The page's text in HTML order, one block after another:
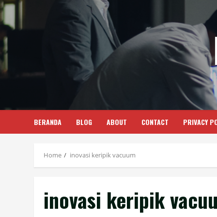
Skip
content
BERANDA BLOG ABOUT CONTACT PRIVACY
Home inovasi keripik vacuum
inovasi keripik